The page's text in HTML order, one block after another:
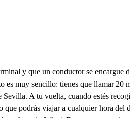
y que un conductor se encargue
es muy sencillo: tienes que llamar 20
A tu vuelta, cuando estés
podrás viajar a cualquier hora del